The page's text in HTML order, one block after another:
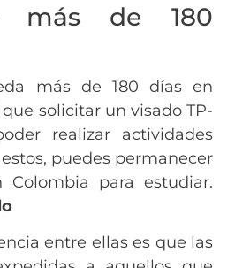
más de 180
más de 180 días en
solicitar un visado TP-
realizar actividades
puedes permanecer
para estudiar.
entre ellas es que las